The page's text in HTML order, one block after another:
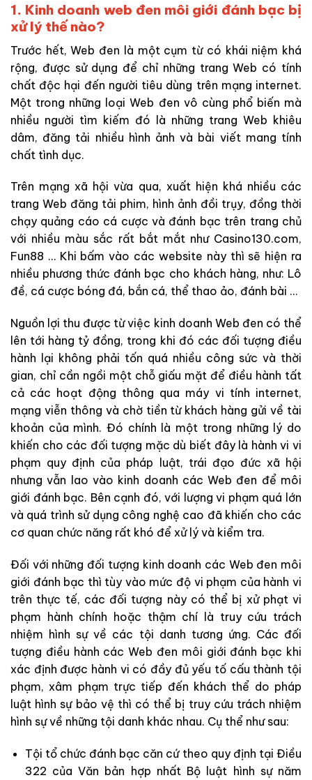
1. Kinh doanh web đen môi giới đánh bạc bị
xử lý thế nào?
Trước hết, Web đen là một cụm từ có khái niệm khá
rộng, được sử dụng để chỉ những trang Web có tính
chất độc hại đến người tiêu dùng trên mạng internet.
Một trong những loại Web đen vô cùng phổ biến mà
nhiều người tìm kiếm đó là những trang Web khiêu
dâm, đăng tải nhiều hình ảnh và bài viết mang tính
chất tình dục.
Trên mạng xã hội vừa qua, xuất hiện khá nhiều các
trang Web đăng tải phim, hình ảnh đồi trụy, đồng thời
chạy quảng cáo cá cược và đánh bạc trên trang chủ
với nhiều màu sắc rất bắt mắt như Casino130.com,
Fun88 … Khi bấm vào các website này thì sẽ hiện ra
nhiều phương thức đánh bạc cho khách hàng, như: Lô
đề, cá cược bóng đá, bắn cá, thể thao ảo, đánh bài …
Nguồn lợi thu được từ việc kinh doanh Web đen có thể
lên tới hàng tỷ đồng, trong khi đó các đối tượng điều
hành lại không phải tốn quá nhiều công sức và thời
gian, chỉ cần ngồi một chỗ giấu mặt để điều hành tất
cả các hoạt động thông qua máy vi tính internet,
mạng viễn thông và chờ tiền từ khách hàng gửi về tài
khoản của mình. Đó chính là một trong những lý do
khiến cho các đối tượng mặc dù biết đây là hành vi vi
phạm quy định của pháp luật, trái đạo đức xã hội
nhưng vẫn lao vào kinh doanh các Web đen để môi
giới đánh bạc. Bên cạnh đó, với lượng vi phạm quá lớn
và quá trình sử dụng công nghệ cao đã khiến cho các
cơ quan chức năng rất khó để xử lý và kiểm tra.
Đối với những đối tượng kinh doanh các Web đen môi
giới đánh bạc thì tùy vào mức độ vi phạm của hành vi
trên thực tế, các đối tượng này có thể bị xử phạt vi
phạm hành chính hoặc thậm chí là truy cứu trách
nhiệm hình sự về các tội danh tương ứng. Các đối
tượng điều hành các Web đen môi giới đánh bạc khi
xác định được hành vi có đầy đủ yếu tố cấu thành tội
phạm, xâm phạm trực tiếp đến khách thể do pháp
luật hình sự bảo vệ thì có thể bị truy cứu trách nhiệm
hình sự về những tội danh khác nhau. Cụ thể như sau:
Tội tổ chức đánh bạc căn cứ theo quy định tại Điều
322 của Văn bản hợp nhất Bộ luật hình sự năm